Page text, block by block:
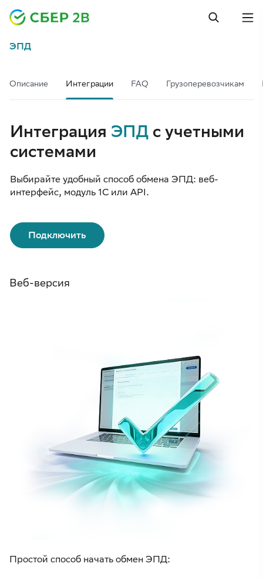
ЭПД
Описание Интеграции FAQ Грузоперевозчикам
Интеграция ЭПД с учетными
системами
Выбирайте удобный способ обмена ЭПД: веб-
интерфейс, модуль 1С или API.
Подключить
Веб-версия
Простой способ начать обмен ЭПД: